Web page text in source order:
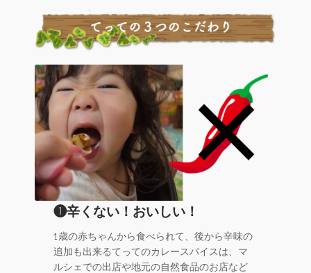
❶辛くない！おいしい！
1歳の赤ちゃんから食べられて、後から辛味の
追加も出来るてってのカレースパイスは、マ
ルシェでの出店や地元の自然食品のお店など